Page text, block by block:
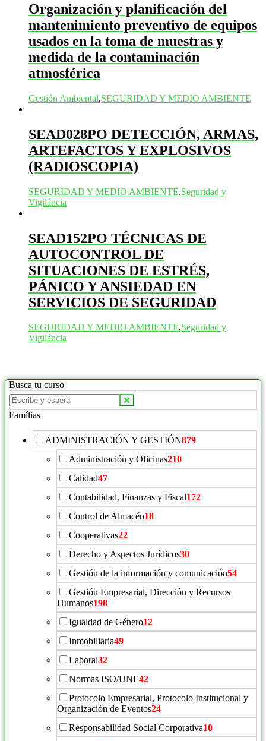
Organización y planificación del
mantenimiento preventivo de equipos
usados en la toma de muestras y
medida de la contaminación
atmosférica
Gestión Ambiental,SEGURIDAD Y MEDIO AMBIENTE
SEAD028PO DETECCIÓN, ARMAS,
ARTEFACTOS Y EXPLOSIVOS
(RADIOSCOPIA)
SEGURIDAD Y MEDIO AMBIENTE,Seguridad y
Vigiláncia
SEAD152PO TÉCNICAS DE
AUTOCONTROL DE
SITUACIONES DE ESTRÉS,
PÁNICO Y ANSIEDAD EN
SERVICIOS DE SEGURIDAD
SEGURIDAD Y MEDIO AMBIENTE,Seguridad y
Vigiláncia
Busca tu curso
Buscar
productos:
Famílias
ADMINISTRACIÓN Y GESTIÓN879
Administración y Oficinas210
Calidad47
Contabilidad, Finanzas y Fiscal172
Control de Almacén18
Cooperativas22
Derecho y Aspectos Jurídicos30
Gestión de la información y comunicación54
Gestión Empresarial, Dirección y Recursos
Humanos198
Igualdad de Género12
Inmobiliaria49
Laboral32
Normas ISO/UNE42
Protocolo Empresarial, Protocolo Institucional y
Organización de Eventos24
Responsabilidad Social Corporativa10